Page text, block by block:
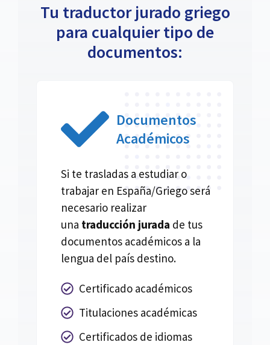
Tu traductor jurado griego
para cualquier tipo de
documentos:
Documentos
Académicos
Si te trasladas a estudiar o
trabajar en España/Griego será
necesario realizar
una traducción jurada de tus
documentos académicos a la
lengua del país destino.
Certificado académicos
Titulaciones académicas
Certificados de idiomas